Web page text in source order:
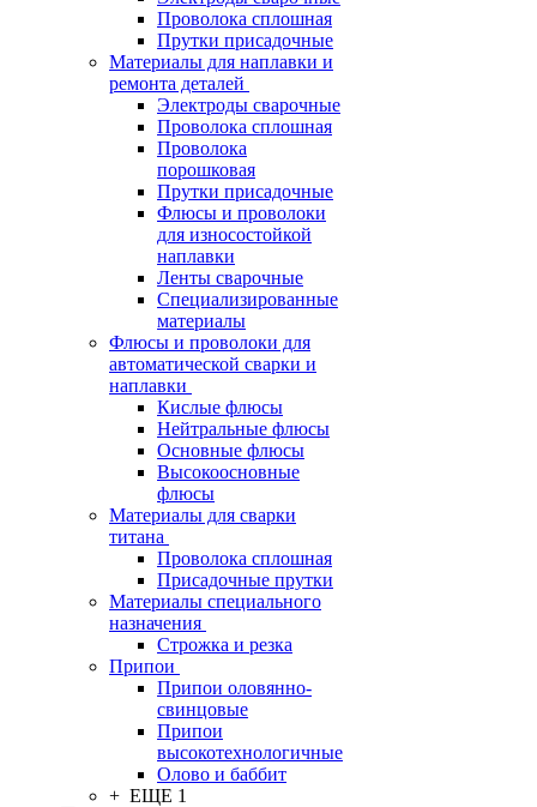
Проволока сплошная
Прутки присадочные
Материалы для наплавки и
ремонта деталей
Электроды сварочные
Проволока сплошная
Проволока
порошковая
Прутки присадочные
Флюсы и проволоки
для износостойкой
наплавки
Ленты сварочные
Специализированные
материалы
Флюсы и проволоки для
автоматической сварки и
наплавки
Кислые флюсы
Нейтральные флюсы
Основные флюсы
Высокоосновные
флюсы
Материалы для сварки
титана
Проволока сплошная
Присадочные прутки
Материалы специального
назначения
Строжка и резка
Припои
Припои оловянно-
свинцовые
Припои
высокотехнологичные
Олово и баббит
+ ЕЩЕ 1